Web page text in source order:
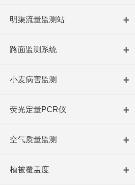
明渠流量监测站
路面监测系统
小麦病害监测
荧光定量PCR仪
空气质量监测
植被覆盖度